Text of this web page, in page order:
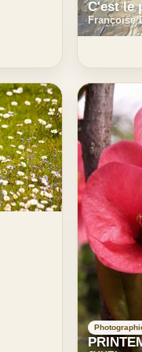
C'est le
Françoise